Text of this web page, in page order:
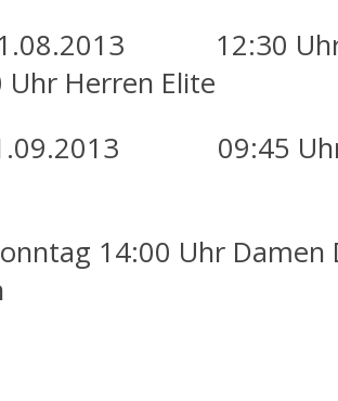
12:30 Uhr
Uhr Herren Elite
09:45 Uhr
14:00 Uhr Damen